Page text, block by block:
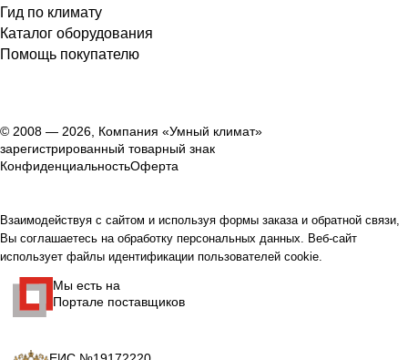
Гид по климату
Каталог оборудования
Помощь покупателю
© 2008 — 2026, Компания «Умный климат»
зарегистрированный товарный знак
КонфиденциальностьОферта
Взаимодействуя с сайтом и используя формы заказа и обратной связи,
Вы соглашаетесь на обработку персональных данных. Веб-сайт
использует файлы идентификации пользователей cookie.
Мы есть на
Портале поставщиков